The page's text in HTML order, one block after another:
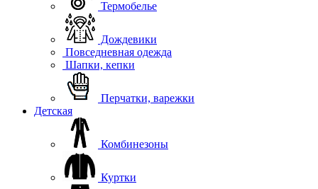
Термобелье
Дождевики
Повседневная одежда
Шапки, кепки
Перчатки, варежки
Детская
Комбинезоны
Куртки